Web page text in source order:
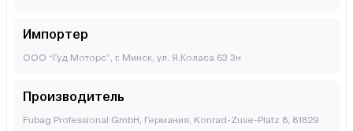
Импортер
ООО “Гуд Моторс”, г. Минск, ул. Я.Коласа 63 3н
Производитель
Fubag Professional GmbH, Германия, Konrad-Zuse-Platz 8, 81829